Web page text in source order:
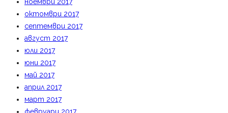
октомври 2017
септември 2017
август 2017
юли 2017
юни 2017
май 2017
април 2017
март 2017